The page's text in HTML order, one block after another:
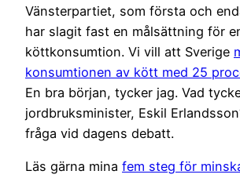
Vänsterpartiet, som första och
har slagit fast en målsättning för
köttkonsumtion. Vi vill att Sverige
konsumtionen av kött med 25
En bra början, tycker jag. Vad
jordbruksminister, Eskil
fråga vid dagens debatt.
Läs gärna mina fem steg för